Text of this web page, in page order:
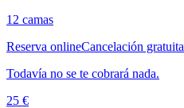
12 camas
Reserva onlineCancelación gratuita
Todavía no se te cobrará nada.
25 €